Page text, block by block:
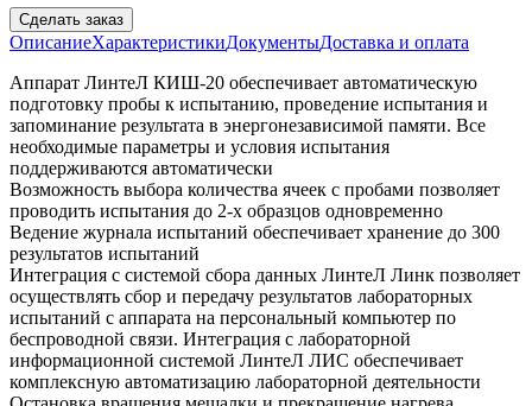
Сделать заказ
ОписаниеХарактеристикиДокументыДоставка и оплата
Аппарат ЛинтеЛ КИШ-20 обеспечивает автоматическую
подготовку пробы к испытанию, проведение испытания и
запоминание результата в энергонезависимой памяти. Все
необходимые параметры и условия испытания
поддерживаются автоматически
Возможность выбора количества ячеек с пробами позволяет
проводить испытания до 2-х образцов одновременно
Ведение журнала испытаний обеспечивает хранение до 300
результатов испытаний
Интеграция с системой сбора данных ЛинтеЛ Линк позволяет
осуществлять сбор и передачу результатов лабораторных
испытаний с аппарата на персональный компьютер по
беспроводной связи. Интеграция с лабораторной
информационной системой ЛинтеЛ ЛИС обеспечивает
комплексную автоматизацию лабораторной деятельности